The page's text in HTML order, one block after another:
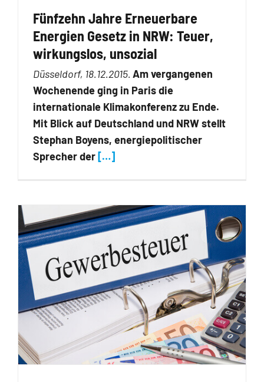
Fünfzehn Jahre Erneuerbare
Energien Gesetz in NRW: Teuer,
wirkungslos, unsozial
Düsseldorf, 18.12.2015. Am vergangenen
Wochenende ging in Paris die
internationale Klimakonferenz zu Ende.
Mit Blick auf Deutschland und NRW stellt
Stephan Boyens, energiepolitischer
Sprecher der […]